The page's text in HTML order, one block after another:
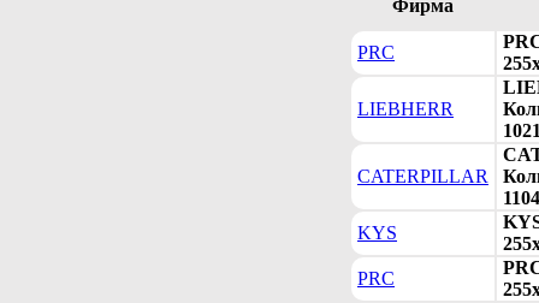
Фирма
PRC
LIEBHERR
CATERPILLAR
KYS
PRC